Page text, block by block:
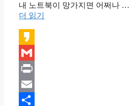
내 노트북이 망가지면 어쩌나 …
더 읽기
Kakao
Gmail
Print
Email